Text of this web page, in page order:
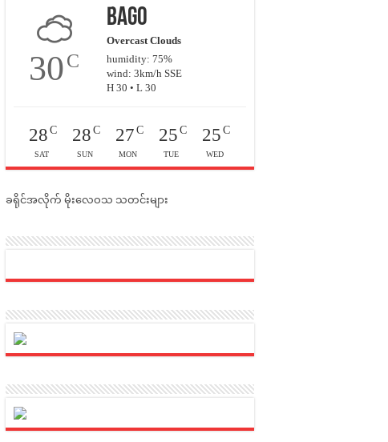
30C
Bago
Overcast Clouds
humidity: 75%
wind: 3km/h SSE
H 30 • L 30
28 C
SAT
28 C
SUN
27 C
MON
25 C
TUE
25 C
WED
ခရိုင်အလိုက် မိုးလေဝသ သတင်းများ